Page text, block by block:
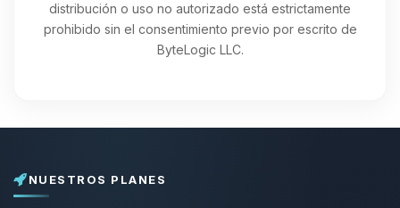
distribución o uso no autorizado está estrictamente
prohibido sin el consentimiento previo por escrito de
ByteLogic LLC.
NUESTROS PLANES